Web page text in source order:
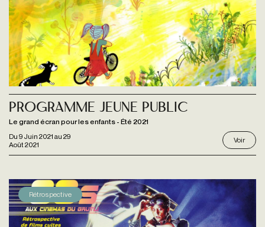
Du 9 Juin 2021 au 29
Août 2021
Programme jeune public
Le grand écran pour les enfants - Été 2021
Voir
Rétrospective